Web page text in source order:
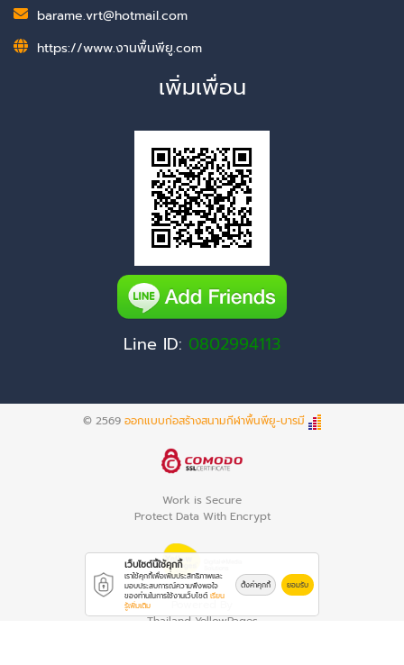
barame.vrt@hotmail.com
https://www.งานพื้นพียู.com
เพิ่มเพื่อน
Line ID: 0802994113
© 2569 ออกแบบก่อสร้างสนามกีฬาพื้นพียู-บารมี
Work is Secure
Protect Data With Encrypt
Thailand YellowPages
เว็บไซต์นี้ใช้คุกกี้
เราใช้คุกกี้เพื่อเพิ่มประสิทธิภาพและ
มอบประสบการณ์ความพึงพอใจ
ของท่านในการใช้งานเว็บไซต์ เรียน
รู้เพิ่มเติม
ตั้งค่าคุกกี้ ยอมรับ